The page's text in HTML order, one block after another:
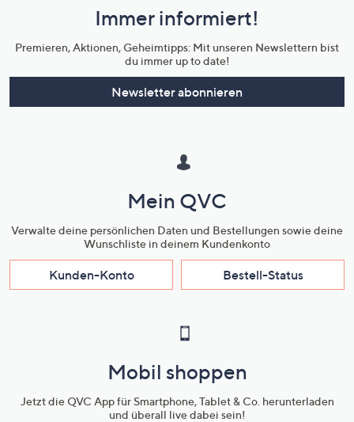
Unternehmensinformationen
Immer informiert!
Premieren, Aktionen, Geheimtipps: Mit unseren Newslettern bist
du immer up to date!
Newsletter abonnieren
Mein QVC
Verwalte deine persönlichen Daten und Bestellungen sowie deine
Wunschliste in deinem Kundenkonto
Kunden-Konto Bestell-Status
Mobil shoppen
Jetzt die QVC App für Smartphone, Tablet & Co. herunterladen
und überall live dabei sein!